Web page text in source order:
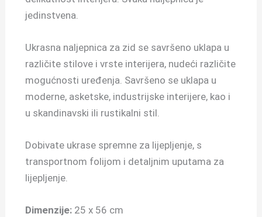
jedinstvena.
Ukrasna naljepnica za zid se savršeno uklapa u
različite stilove i vrste interijera, nudeći različite
mogućnosti uređenja. Savršeno se uklapa u
moderne, asketske, industrijske interijere, kao i
u skandinavski ili rustikalni stil.
Dobivate ukrase spremne za lijepljenje, s
transportnom folijom i detaljnim uputama za
lijepljenje.
Dimenzije: 25 x 56 cm